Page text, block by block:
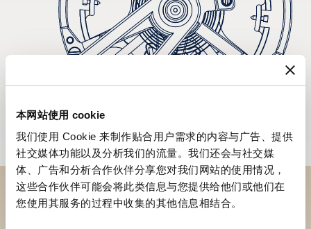
本网站使用 cookie
我们使用 Cookie 来制作贴合用户需求的内容与广告、提供
社交媒体功能以及分析我们的流量。我们还会与社交媒
体、广告和分析合作伙伴分享您对我们网站的使用情况，
这些合作伙伴可能会将此类信息与您提供给他们或他们在
您使用其服务的过程中收集的其他信息相结合。
於專賣店探索品牌系列作品